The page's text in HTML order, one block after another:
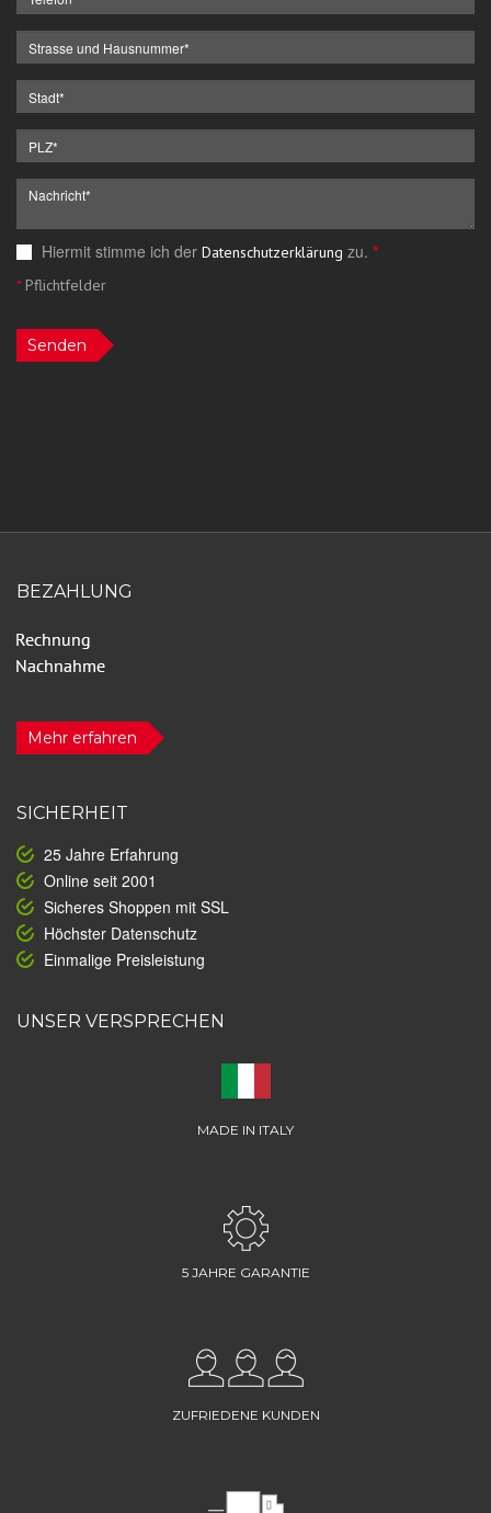
Hiermit stimme ich der Datenschutzerklärung zu. *
*Pflichtfelder
Senden
BEZAHLUNG
Mehr erfahren
SICHERHEIT
25 Jahre Erfahrung
Online seit 2001
Sicheres Shoppen mit SSL
Höchster Datenschutz
Einmalige Preisleistung
UNSER VERSPRECHEN
MADE IN ITALY
5 JAHRE GARANTIE
ZUFRIEDENE KUNDEN